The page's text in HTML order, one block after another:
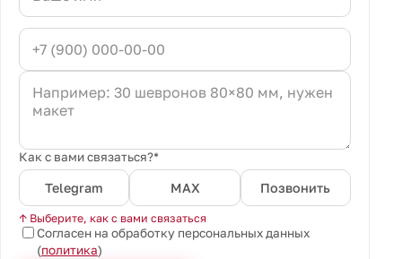
Как с вами связаться?*
Telegram MAX Позвонить
↑ Выберите, как с вами связаться
Согласен на обработку персональных данных
(политика)